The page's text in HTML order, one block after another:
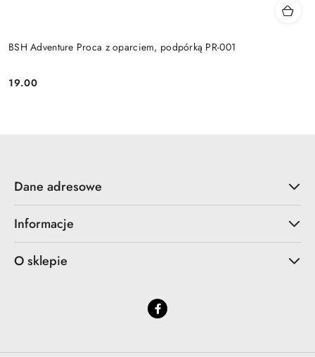
BSH Adventure Proca z oparciem, podpórką PR-001
Cena:
19.00
Dane adresowe
Informacje
O sklepie